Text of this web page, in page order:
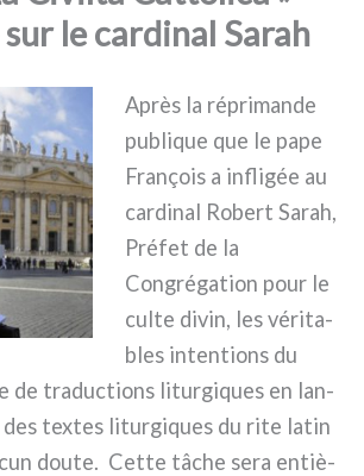
sur le cardinal Sarah
Après la répri­man­de
publi­que que le pape
François a infli­gée au
car­di­nal Robert Sarah,
Préfet de la
Congrégation pour le
cul­te divin, les véri­ta­
bles inten­tions du
de tra­duc­tions litur­gi­ques en lan­
des tex­tes litur­gi­ques du rite latin
dou­te. Cette tâche sera entiè­